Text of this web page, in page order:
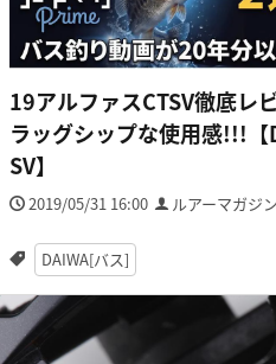
19アルファスCTSV徹底
ラッグシップな使用感!!!
SV】
2019/05/31 16:00 ルアーマガジ
DAIWA[バス]